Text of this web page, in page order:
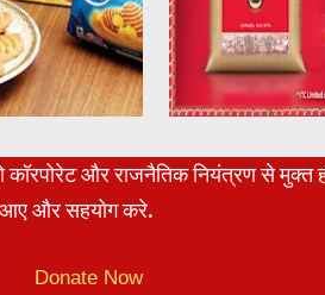
कॉरपोरेट और राजनैतिक नियंत्रण से
आए और सहयोग करे.
Donate Now